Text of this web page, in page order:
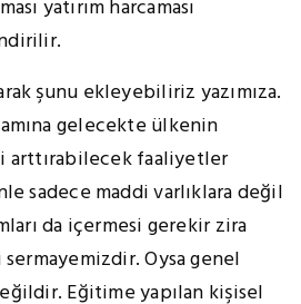
yatırım harcaması
şunu ekleyebiliriz yazımıza.
gelecekte ülkenin
arttırabilecek faaliyetler
sadece maddi varlıklara değil
da içermesi gerekir zira
Oysa genel
Eğitime yapılan kişisel